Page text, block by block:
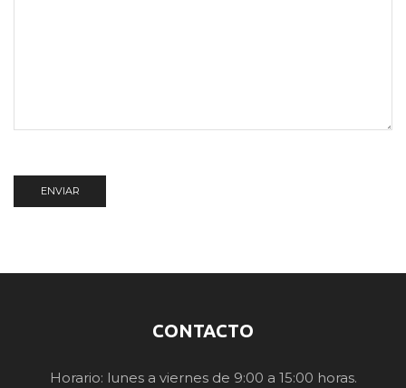
CONTACTO
Horario: lunes a viernes de 9:00 a 15:00 horas.